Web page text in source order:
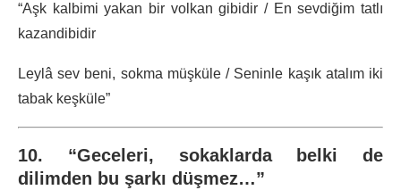
“Aşk kalbimi yakan bir volkan gibidir / En sevdiğim tatlı
kazandibidir
Leylâ sev beni, sokma müşküle / Seninle kaşık atalım iki
tabak keşküle”
10. “Geceleri, sokaklarda belki de
dilimden bu şarkı düşmez…”